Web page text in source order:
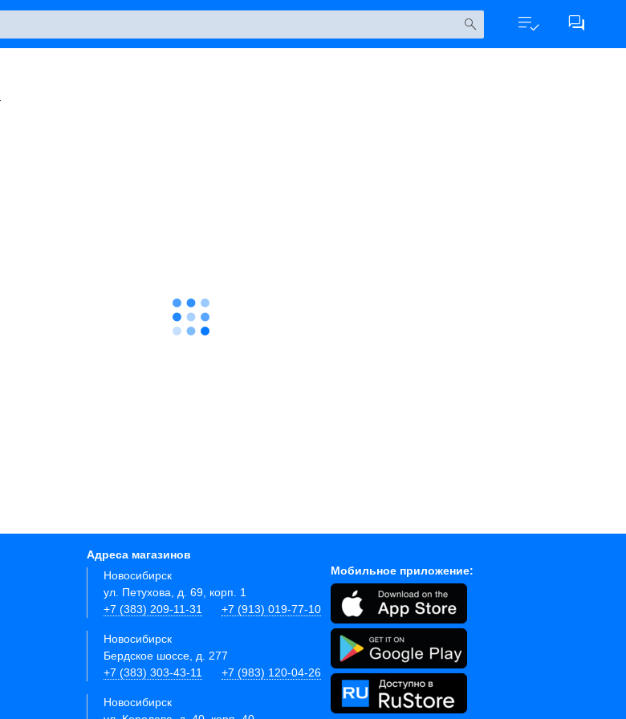
Адреса магазинов
Новосибирск
ул. Петухова, д. 69, корп. 1
+7 (383) 209-11-31
+7 (913) 019-77-10
Новосибирск
Бердское шоссе, д. 277
+7 (383) 303-43-11
+7 (983) 120-04-26
Новосибирск
Мобильное приложение: